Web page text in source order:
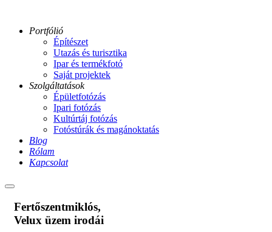
Portfólió
Építészet
Utazás és turisztika
Ipar és termékfotó
Saját projektek
Szolgáltatások
Épületfotózás
Ipari fotózás
Kultúrtáj fotózás
Fotóstúrák és magánoktatás
Blog
Rólam
Kapcsolat
Main
Fertőszentmiklós,
Velux üzem irodái